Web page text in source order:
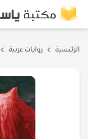
الرئيسية روايات عربية